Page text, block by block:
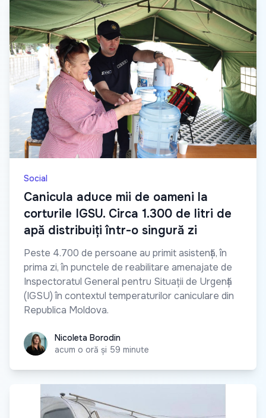
Social
Canicula aduce mii de oameni la
corturile IGSU. Circa 1.300 de litri de
apă distribuiți într-o singură zi
Peste 4.700 de persoane au primit asistență, în
prima zi, în punctele de reabilitare amenajate de
Inspectoratul General pentru Situații de Urgență
(IGSU) în contextul temperaturilor caniculare din
Republica Moldova.
Nicoleta Borodin
Nicoleta Borodin
acum o oră și 59 minute